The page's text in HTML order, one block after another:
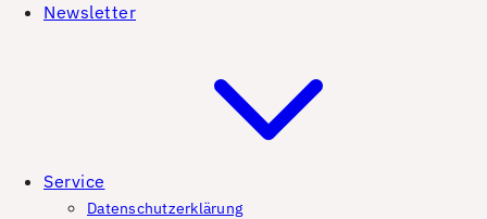
Newsletter
Service
Datenschutzerklärung